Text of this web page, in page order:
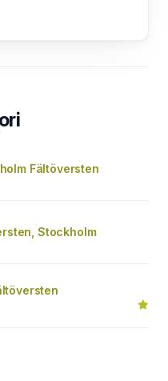
Fältöversten
Stockholm